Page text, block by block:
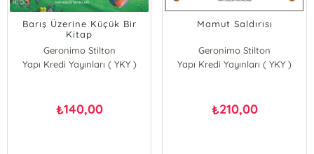
Barış Üzerine Küçük Bir
Kitap
Geronimo Stilton
Yapı Kredi Yayınları ( YKY )
₺140,00
Mamut Saldırısı
Geronimo Stilton
Yapı Kredi Yayınları ( YKY )
₺210,00